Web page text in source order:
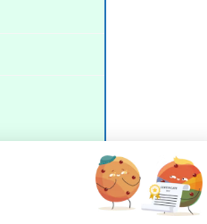
Une question ?